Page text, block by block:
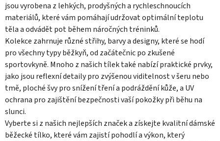
jsou vyrobena z lehkých, prodyšných a rychleschnoucích
materiálů, které vám pomáhají udržovat optimální teplotu
těla a odvádět pot během náročných tréninků.
Kolekce zahrnuje různé střihy, barvy a designy, které se hodí
pro všechny typy běžkyň, od začátečnic po zkušené
sportovkyně. Mnoho z našich tílek také nabízí praktické prvky,
jako jsou reflexní detaily pro zvýšenou viditelnost v šeru nebo
tmě, ploché švy pro snížení tření a podráždění kůže, a UV
ochrana pro zajištění bezpečnosti vaší pokožky při běhu na
slunci.
Vyberte si z našich nejlepších značek a získejte kvalitní dámské
běžecké tílko, které vám zajistí pohodlí a výkon, který